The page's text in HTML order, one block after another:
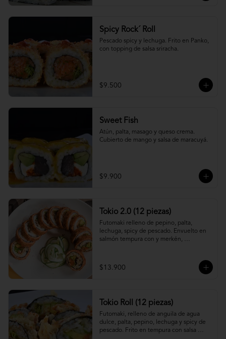
Spicy Rock´ Roll
Pescado spicy y lechuga. Frito en Panko,
con topping de salsa sriracha.
$9.500
Sweet Fish
Atún, palta, masago y queso crema.
Cubierto de mango y salsa de maracuyá.
$9.900
Tokio 2.0 (12 piezas)
Futomaki relleno de pepino, palta,
lechuga, spicy de pescado. Envuelto en
salmón tempura con y merkén,
$13.900
Tokio Roll (12 piezas)
Futomaki, relleno de anguila de agua
dulce, palta, pepino, lechuga y spicy de
pescado. Frito en tempura con salsa